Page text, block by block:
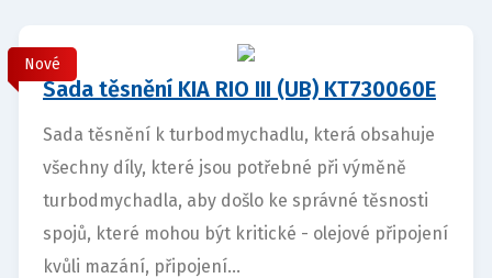
Nové
Sada těsnění KIA RIO III (UB) KT730060E
Sada těsnění k turbodmychadlu, která obsahuje
všechny díly, které jsou potřebné při výměně
turbodmychadla, aby došlo ke správné těsnosti
spojů, které mohou být kritické - olejové připojení
kvůli mazání, připojení...